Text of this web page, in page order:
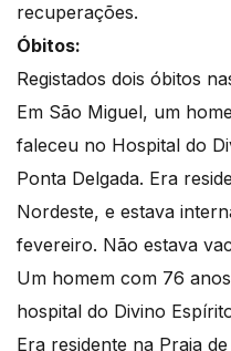
recuperações.
Óbitos:
Registados dois óbitos
Em São Miguel, um
faleceu no Hospital do
Ponta Delgada. Era
Nordeste, e estava
fevereiro. Não estava
Um homem com 76
hospital do Divino
Era residente na Praia